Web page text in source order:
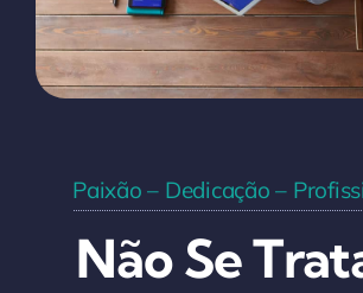
Paixão – Dedicação –
Não Se